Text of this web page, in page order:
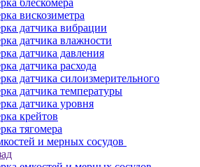
блескомера
вискозиметра
датчика вибрации
датчика влажности
датчика давления
датчика расхода
датчика силоизмерительного
датчика температуры
датчика уровня
крейтов
тягомера
и мерных сосудов